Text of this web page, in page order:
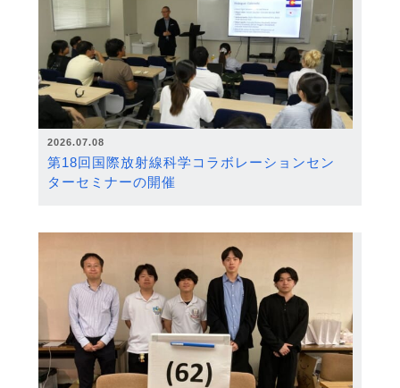
2026.07.08
第18回国際放射線科学コラボレーションセン
ターセミナーの開催